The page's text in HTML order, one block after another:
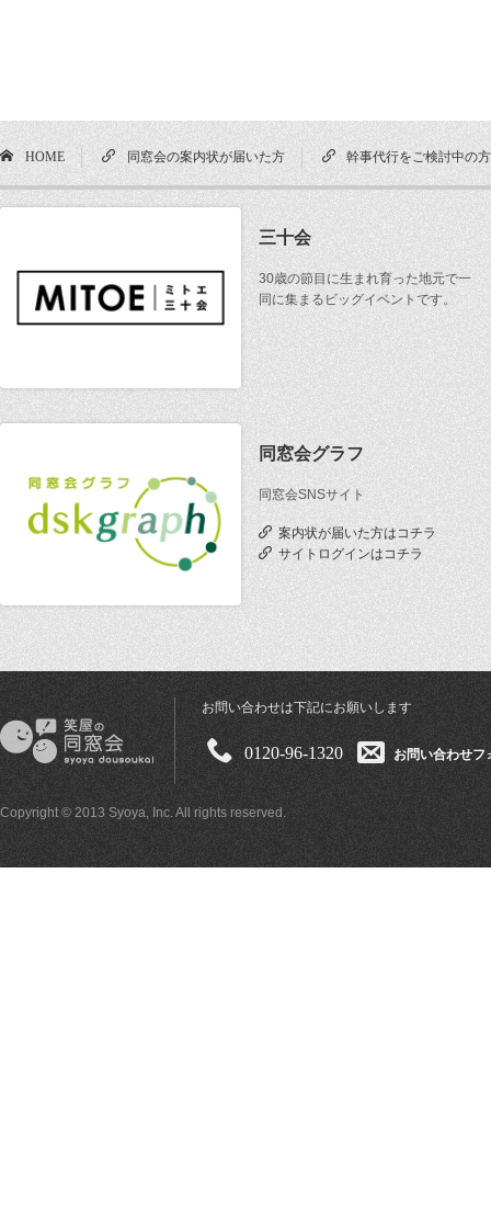
HOME 同窓会の案内状が届いた方 幹事代行をご検討中の方
三十会
30歳の節目に生まれ育った地元で一
同に集まるビッグイベントです。
同窓会グラフ
同窓会SNSサイト
案内状が届いた方はコチラ
サイトログインはコチラ
お問い合わせは下記にお願いします
0120-96-1320 お問い合わせフ
Copyright © 2013 Syoya, Inc. All rights reserved.